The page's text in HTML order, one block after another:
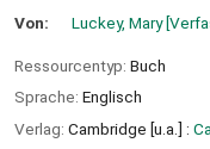
Von: Luckey, Mary
Ressourcentyp: Buch
Sprache: Englisch
Verlag: Cambridge [u.a.] :